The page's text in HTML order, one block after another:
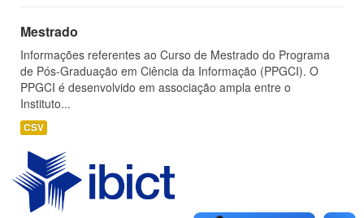
Mestrado
Informações referentes ao Curso de Mestrado do Programa
de Pós-Graduação em Ciência da Informação (PPGCI). O
PPGCI é desenvolvido em associação ampla entre o
Instituto...
CSV